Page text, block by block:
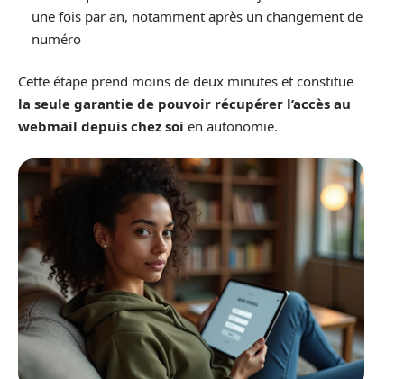
une fois par an, notamment après un changement de
numéro
Cette étape prend moins de deux minutes et constitue
la seule garantie de pouvoir récupérer l’accès au
webmail depuis chez soi en autonomie.